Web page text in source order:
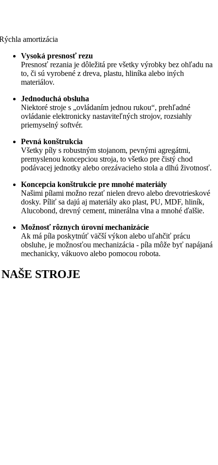
amortizácia
Vysoká presnosť rezu
Presnosť rezania je dôležitá pre všetky výrobky bez ohľadu na
to, či sú vyrobené z dreva, plastu, hliníka alebo iných
materiálov.
Jednoduchá obsluha
Niektoré stroje s „ovládaním jednou rukou“, prehľadné
ovládanie elektronicky nastaviteľných strojov, rozsiahly
priemyselný softvér.
Pevná konštrukcia
Všetky píly s robustným stojanom, pevnými agregátmi,
premyslenou koncepciou stroja, to všetko pre čistý chod
podávacej jednotky alebo orezávacieho stola a dlhú životnosť.
Koncepcia konštrukcie pre mnohé materiály
Našimi pílami možno rezať nielen drevo alebo drevotrieskové
dosky. Píliť sa dajú aj materiály ako plast, PU, MDF, hliník,
Alucobond, drevný cement, minerálna vlna a mnohé ďalšie.
Možnosť rôznych úrovní mechanizácie
Ak má píla poskytnúť väčší výkon alebo uľahčiť prácu
obsluhe, je možnosťou mechanizácia - píla môže byť napájaná
mechanicky, vákuovo alebo pomocou robota.
NAŠE STROJE